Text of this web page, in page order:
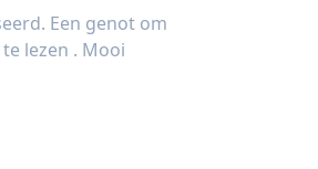
Een genot om
lezen . Mooi